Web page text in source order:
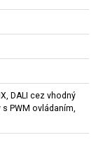
DALI cez vhodný
PWM ovládaním,